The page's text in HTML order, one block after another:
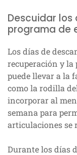
Descuidar los
programa de
Los días de
recuperación y la
puede llevar a la
como la rodilla
incorporar al
semana para
articulaciones se
Durante los días